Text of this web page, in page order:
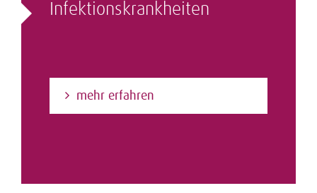
Infektions­­krankheiten
mehr erfahren